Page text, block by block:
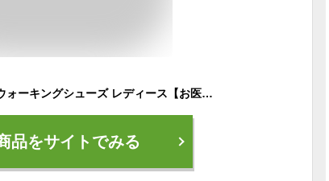
ダイエットシューズ ウォーキングシューズ レディース【お医者さんのウォーキングスニーカー】アルファックス 体幹 ダイエット スニーカー シューズ 軽量 靴 健康シューズ 足痩せ グッズ 美脚 靴 エクササイズ トレーニング 運動不足 解消 運動不足解消
品をサイトでみる